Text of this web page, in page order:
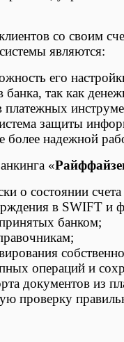
со своим
являются:
его
банка, так как
защиты
более надежной
«
о состоянии
в SWIFT и
банком;
операций и
документов из
проверку